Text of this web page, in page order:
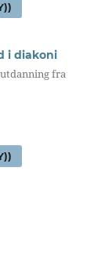
i diakoni
fra